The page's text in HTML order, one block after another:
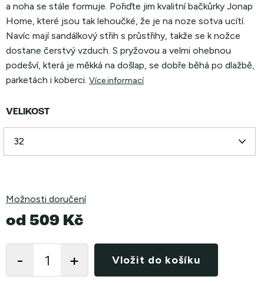
a noha se stále formuje. Pořiďte jim kvalitní bačkůrky Jonap
Home, které jsou tak lehoučké, že je na noze sotva ucítí.
Navíc mají sandálkový střih s průstřihy, takže se k nožce
dostane čerstvý vzduch. S pryžovou a velmi ohebnou
podešví, která je měkká na došlap, se dobře běhá po dlažbě,
parketách i koberci. Více informací
VELIKOST
Možnosti doručení
od 509 Kč
cena:
Vložit do košíku